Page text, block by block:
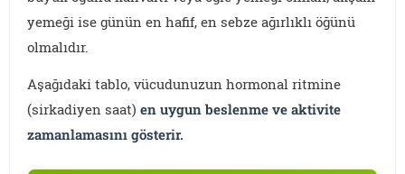
yemeği ise günün en hafif, en sebze ağırlıklı öğünü
olmalıdır.
Aşağıdaki tablo, vücudunuzun hormonal ritmine
(sirkadiyen saat)en uygun beslenme ve aktivite
zamanlamasını gösterir.